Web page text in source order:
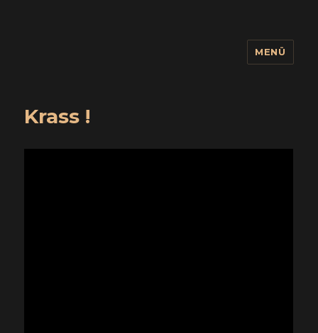
MENÜ
Krass !